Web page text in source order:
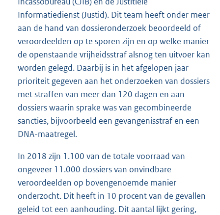
Informatiedienst (Justid). Dit team heeft onder meer
aan de hand van dossieronderzoek beoordeeld of
veroordeelden op te sporen zijn en op welke manier
de openstaande vrijheidsstraf alsnog ten uitvoer kan
worden gelegd. Daarbij is in het afgelopen jaar
prioriteit gegeven aan het onderzoeken van dossiers
met straffen van meer dan 120 dagen en aan
dossiers waarin sprake was van gecombineerde
sancties, bijvoorbeeld een gevangenisstraf en een
DNA-maatregel.
In 2018 zijn 1.100 van de totale voorraad van
ongeveer 11.000 dossiers van onvindbare
veroordeelden op bovengenoemde manier
onderzocht. Dit heeft in 10 procent van de gevallen
geleid tot een aanhouding. Dit aantal lijkt gering,